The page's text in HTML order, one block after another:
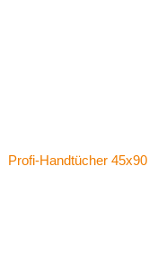
Profi-Handtücher